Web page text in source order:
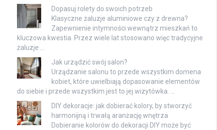
Dopasuj rolety do swoich potrzeb
Klasyczne żaluzje aluminiowe czy z drewna?
Zapewnienie intymności wewnątrz mieszkań to
kluczowa kwestia. Przez wiele lat stosowano więc tradycyjne
żaluzje …
Jak urządzić swój salon?
Urządzanie salonu to przede wszystkim domena
kobiet, które uwielbiają dopasowanie elementów
do siebie i przede wszystkim jest to jej wizytówka. …
DIY dekoracje: jak dobierać kolory, by stworzyć
harmonijną i trwałą aranżację wnętrza
Dobieranie kolorów do dekoracji DIY może być